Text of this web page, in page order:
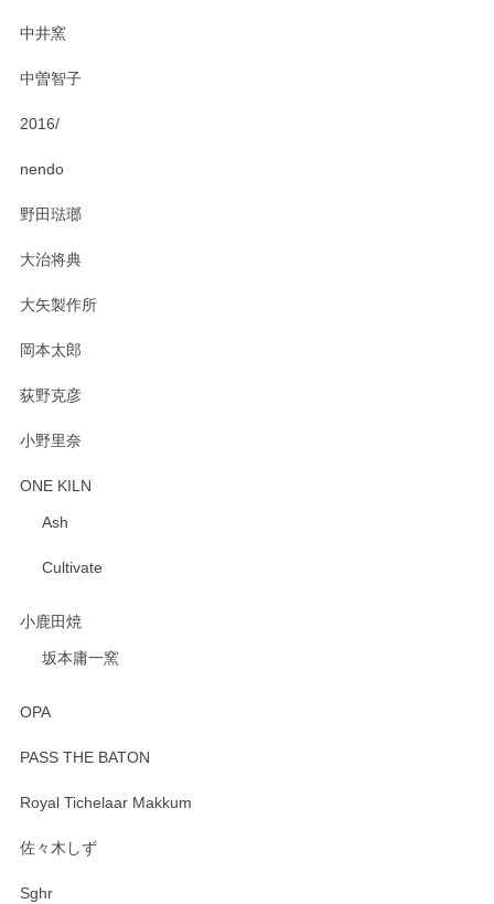
中井窯
中曽智子
2016/
nendo
野田琺瑯
大治将典
大矢製作所
岡本太郎
荻野克彦
小野里奈
ONE KILN
Ash
Cultivate
小鹿田焼
坂本庸一窯
OPA
PASS THE BATON
Royal Tichelaar Makkum
佐々木しず
Sghr